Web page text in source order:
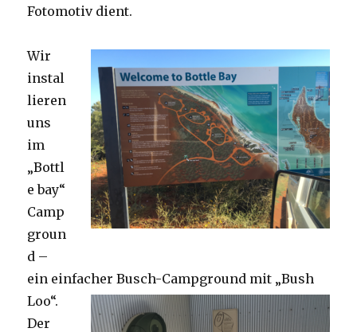
Fotomotiv dient.
Wir
instal
lieren
uns
im
„Bottl
e bay“
Camp
groun
d –
ein einfacher Busch-Campground mit „Bush
Loo“.
Der